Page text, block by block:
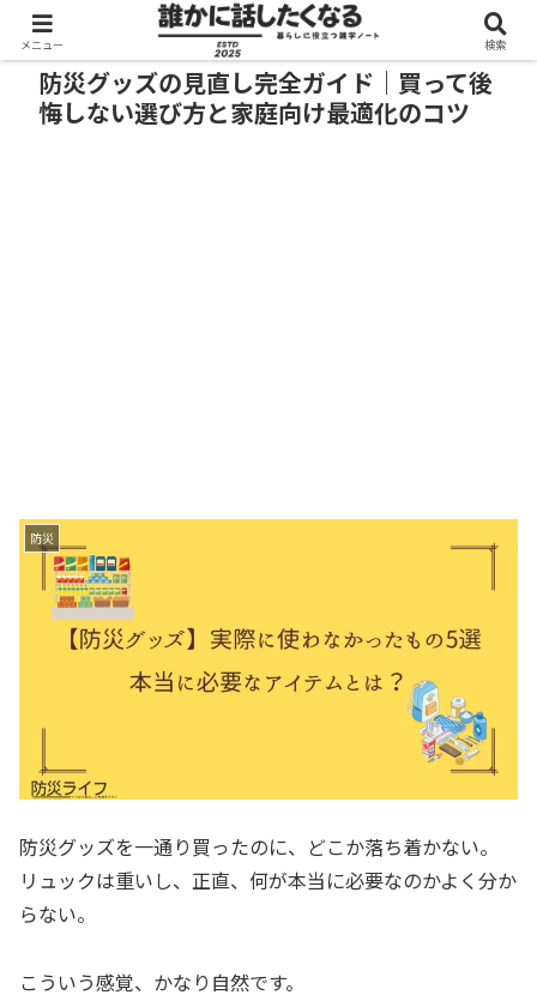
防災グッズの見直し完全ガイド｜買って後
悔しない選び方と家庭向け最適化のコツ
防災
防災グッズを一通り買ったのに、どこか落ち着かない。
リュックは重いし、正直、何が本当に必要なのかよく分か
らない。
こういう感覚、かなり自然です。
メニュー 検索